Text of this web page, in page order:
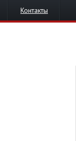
Контакты